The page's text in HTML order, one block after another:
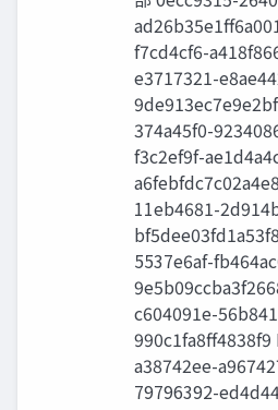
f7cd4cf6-
e3717321-
374a45f0-
f3c2ef9f-
11eb4681-
5537e6af-
c604091e-
990c1fa8ff4838f9
a38742ee-
79796392-